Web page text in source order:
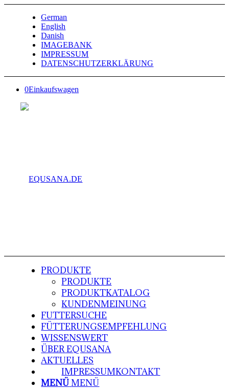
German
English
Danish
IMAGEBANK
IMPRESSUM
DATENSCHUTZERKLÄRUNG
0Einkaufswagen
PRODUKTE
PRODUKTE
PRODUKTKATALOG
KUNDENMEINUNG
FUTTERSUCHE
FÜTTERUNGSEMPFEHLUNG
WISSENSWERT
ÜBER EQUSANA
AKTUELLES
KONTAKT
IMPRESSUM
MENÜ MENÜ